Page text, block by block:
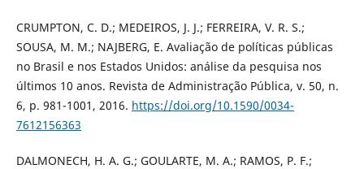
CRUMPTON, C. D.; MEDEIROS, J. J.; FERREIRA, V. R. S.;
SOUSA, M. M.; NAJBERG, E. Avaliação de políticas públicas
no Brasil e nos Estados Unidos: análise da pesquisa nos
últimos 10 anos. Revista de Administração Pública, v. 50, n.
6, p. 981-1001, 2016. https://doi.org/10.1590/0034-
7612156363
DALMONECH, H. A. G.; GOULARTE, M. A.; RAMOS, P. F.;